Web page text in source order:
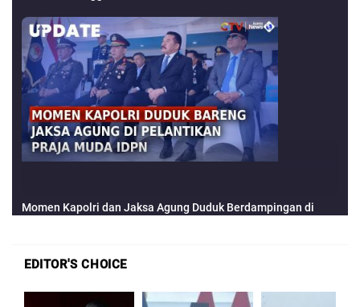
EDITOR'S CHOICE